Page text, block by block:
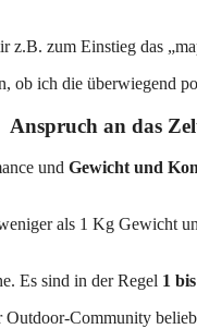
zum Einstieg das
ob ich die überwiegend
Anspruch an das
und Gewicht und
als 1 Kg Gewicht
Es sind in der Regel 1
Community